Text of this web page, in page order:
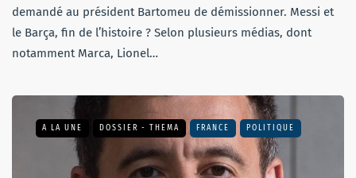
demandé au président Bartomeu de démissionner. Messi et
le Barça, fin de l’histoire ? Selon plusieurs médias, dont
notamment Marca, Lionel…
A LA UNE DOSSIER - THEMA FRANCE POLITIQUE